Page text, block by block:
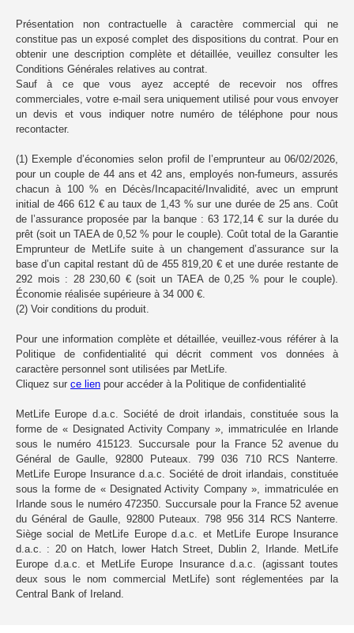
Présentation non contractuelle à caractère commercial qui ne
constitue pas un exposé complet des dispositions du contrat. Pour en
obtenir une description complète et détaillée, veuillez consulter les
Conditions Générales relatives au contrat.
Sauf à ce que vous ayez accepté de recevoir nos offres
commerciales, votre e-mail sera uniquement utilisé pour vous envoyer
un devis et vous indiquer notre numéro de téléphone pour nous
recontacter.
(1) Exemple d’économies selon profil de l’emprunteur au 06/02/2026,
pour un couple de 44 ans et 42 ans, employés non-fumeurs, assurés
chacun à 100 % en Décès/Incapacité/Invalidité, avec un emprunt
initial de 466 612 € au taux de 1,43 % sur une durée de 25 ans. Coût
de l’assurance proposée par la banque : 63 172,14 € sur la durée du
prêt (soit un TAEA de 0,52 % pour le couple). Coût total de la Garantie
Emprunteur de MetLife suite à un changement d’assurance sur la
base d’un capital restant dû de 455 819,20 € et une durée restante de
292 mois : 28 230,60 € (soit un TAEA de 0,25 % pour le couple).
Économie réalisée supérieure à 34 000 €.
(2) Voir conditions du produit.
Pour une information complète et détaillée, veuillez-vous référer à la
Politique de confidentialité qui décrit comment vos données à
caractère personnel sont utilisées par MetLife.
Cliquez sur ce lien pour accéder à la Politique de confidentialité
MetLife Europe d.a.c. Société de droit irlandais, constituée sous la
forme de « Designated Activity Company », immatriculée en Irlande
sous le numéro 415123. Succursale pour la France 52 avenue du
Général de Gaulle, 92800 Puteaux. 799 036 710 RCS Nanterre.
MetLife Europe Insurance d.a.c. Société de droit irlandais, constituée
sous la forme de « Designated Activity Company », immatriculée en
Irlande sous le numéro 472350. Succursale pour la France 52 avenue
du Général de Gaulle, 92800 Puteaux. 798 956 314 RCS Nanterre.
Siège social de MetLife Europe d.a.c. et MetLife Europe Insurance
d.a.c. : 20 on Hatch, lower Hatch Street, Dublin 2, Irlande. MetLife
Europe d.a.c. et MetLife Europe Insurance d.a.c. (agissant toutes
deux sous le nom commercial MetLife) sont réglementées par la
Central Bank of Ireland.